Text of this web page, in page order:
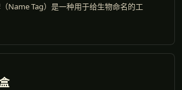
Name Tag）是一种用于给生物命名的工